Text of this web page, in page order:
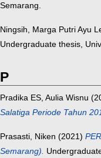
Semarang.
Ningsih, Marga Putri Ayu
Undergraduate thesis,
P
Pradika ES, Aulia Wisnu
Salatiga Periode Tahun
Prasasti, Niken (2021)
Semarang).